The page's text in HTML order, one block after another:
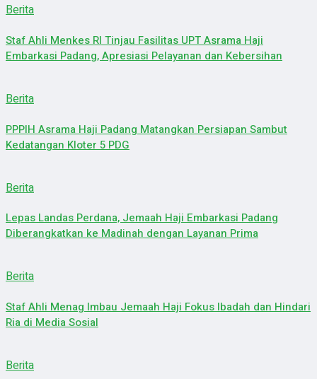
Berita
Staf Ahli Menkes RI Tinjau Fasilitas UPT Asrama Haji
Embarkasi Padang, Apresiasi Pelayanan dan Kebersihan
Berita
PPPIH Asrama Haji Padang Matangkan Persiapan Sambut
Kedatangan Kloter 5 PDG
Berita
Lepas Landas Perdana, Jemaah Haji Embarkasi Padang
Diberangkatkan ke Madinah dengan Layanan Prima
Berita
Staf Ahli Menag Imbau Jemaah Haji Fokus Ibadah dan Hindari
Ria di Media Sosial
Berita